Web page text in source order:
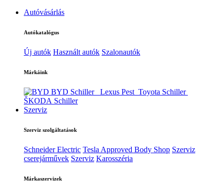
Autóvásárlás
Autókatalógus
Új autók Használt autók Szalonautók
Márkáink
BYD Schiller Lexus Pest Toyota Schiller
ŠKODA Schiller
Szerviz
Szerviz szolgáltatások
Schneider Electric Tesla Approved Body Shop Szerviz
cserejárművek Szerviz Karosszéria
Márkaszervizek